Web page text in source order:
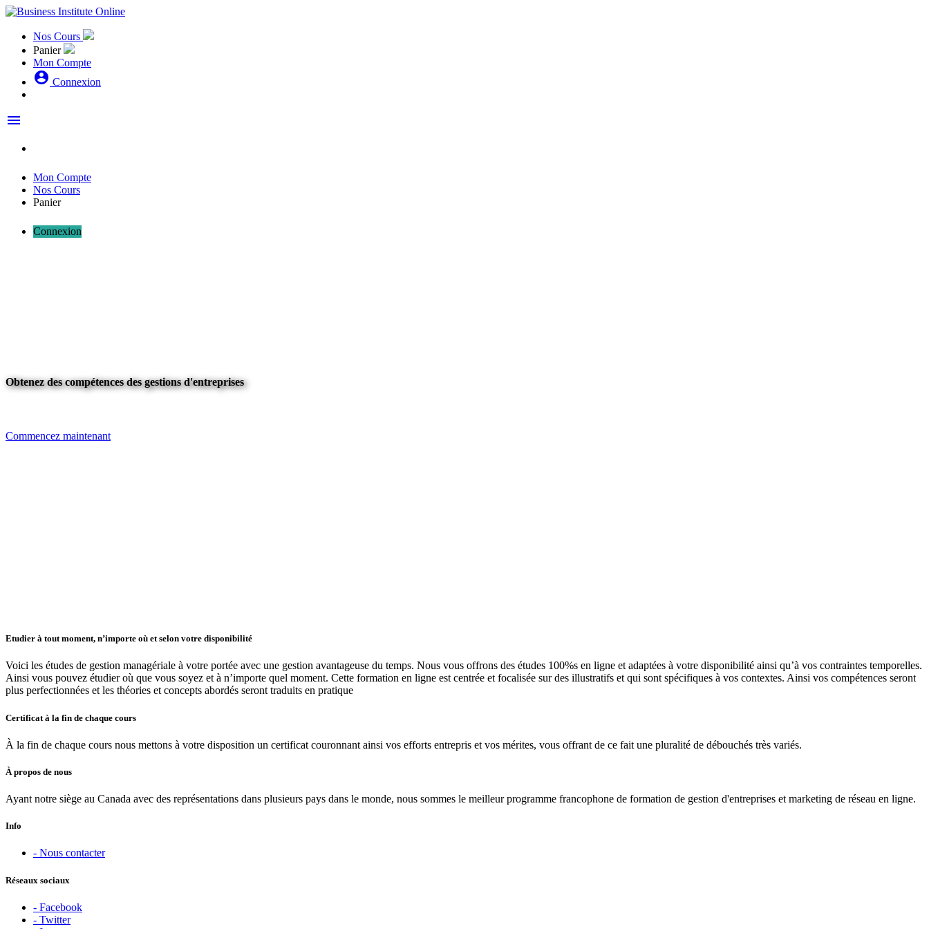
Nos Cours
Panier
Mon Compte
account_circle Connexion
menu
Mon Compte
Nos Cours
Panier
Connexion
Obtenez des compétences des gestions d'entreprises
Commencez maintenant
Etudier à tout moment, n’importe où et selon votre disponibilité
Voici les études de gestion managériale à votre portée avec une gestion avantageuse du temps. Nous vous offrons des études 100%s en ligne et adaptées à votre disponibilité ainsi qu’à vos contraintes temporelles.
Ainsi vous pouvez étudier où que vous soyez et à n’importe quel moment. Cette formation en ligne est centrée et focalisée sur des illustratifs et qui sont spécifiques à vos contextes. Ainsi vos compétences seront
plus perfectionnées et les théories et concepts abordés seront traduits en pratique
Certificat à la fin de chaque cours
À la fin de chaque cours nous mettons à votre disposition un certificat couronnant ainsi vos efforts entrepris et vos mérites, vous offrant de ce fait une pluralité de débouchés très variés.
À propos de nous
Ayant notre siège au Canada avec des représentations dans plusieurs pays dans le monde, nous sommes le meilleur programme francophone de formation de gestion d'entreprises et marketing de réseau en ligne.
Info
- Nous contacter
Réseaux sociaux
- Facebook
- Twitter